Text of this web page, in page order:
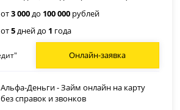
от3 000до 100 000 рублей
от5дней до 1 года
Онлайн-заявка
Альфа-Деньги - Займ онлайн на карту
без справок и звонков